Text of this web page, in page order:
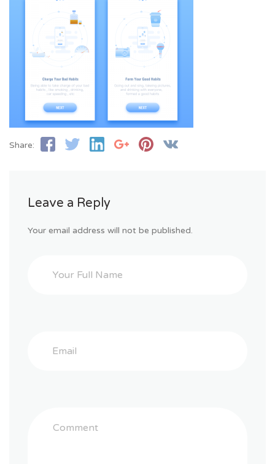
Share:
Leave a Reply
Your email address will not be published.